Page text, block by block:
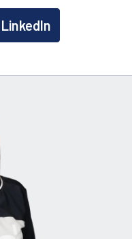
LinkedIn